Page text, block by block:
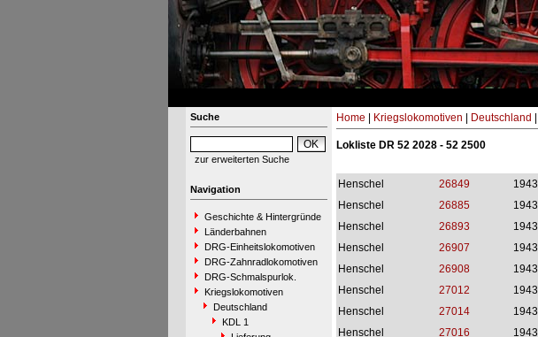
Suche
zur erweiterten Suche
Navigation
Geschichte & Hintergründe
Länderbahnen
DRG-Einheitslokomotiven
DRG-Zahnradlokomotiven
DRG-Schmalspurlok.
Kriegslokomotiven
Deutschland
KDL 1
Home Kriegslokomotiven Deutschland
Lokliste DR 52 2028 - 52 2500
Henschel 26849 1943
Henschel
26885 1943
Henschel
26893 1943
Henschel
26907 1943
Henschel
26908 1943
Henschel
27012 1943
Henschel
27014 1943
Henschel
27016 1943